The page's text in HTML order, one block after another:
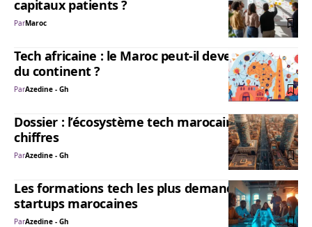
capitaux patients ?
ParMaroc
Tech africaine : le Maroc peut-il devenir le hub
du continent ?
ParAzedine - Gh
Dossier : l’écosystème tech marocain en
chiffres
ParAzedine - Gh
Les formations tech les plus demandées par les
startups marocaines
ParAzedine - Gh